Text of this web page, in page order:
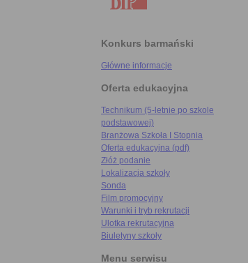
Konkurs barmański
Główne informacje
Oferta edukacyjna
Technikum (5-letnie po szkole
podstawowej)
Branżowa Szkoła I Stopnia
Oferta edukacyjna (pdf)
Złóż podanie
Lokalizacja szkoły
Sonda
Film promocyjny
Warunki i tryb rekrutacji
Ulotka rekrutacyjna
Biuletyny szkoły
Menu serwisu